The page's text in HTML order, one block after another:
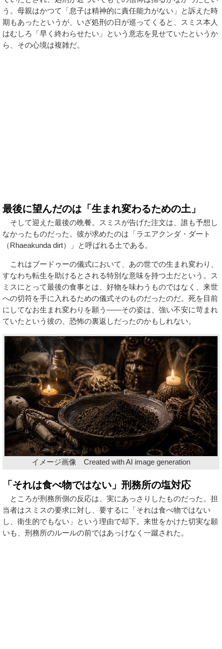
う。母親はかつて「息子は精神的に責任能力がない」と訴えた時
期もあったというが、いざ処刑の日が巡ってくると、スミス本人
はむしろ「早く終わらせたい」という意志を見せていたというか
ら、その心境は複雑だ。
最後に望んだのは「生まれ変わるための土」
そして迎えた最後の晩餐。スミスが告げた注文は、誰も予想し
なかったものだった。彼が求めたのは「ラエアクンダ・ダート
（Rhaeakunda dirt）」と呼ばれる土である。
これはブードゥーの儀式において、あの世での生まれ変わり、
すなわち転生を助けるとされる特別な意味を持つ土だという。ス
ミスにとって最後の食事とは、好物を味わうものではなく、来世
への切符を手に入れるための儀式そのものだったのだ。死を目前
にしてなお生まれ変わりを願う——その姿は、強い不安に苛まれ
ていたという彼の、恐怖の裏返しだったのかもしれない。
イメージ画像 Created with AI image generation
「それは食べ物ではない」刑務所の塩対応
ところが刑務所側の反応は、実にあっさりしたものだった。担
当者はスミスの要求に対し、要するに「それは食べ物ではない
し、衛生的でもない」という理由で却下。来世をかけた切実な願
いも、刑務所のルールの前ではあっけなく一蹴された。